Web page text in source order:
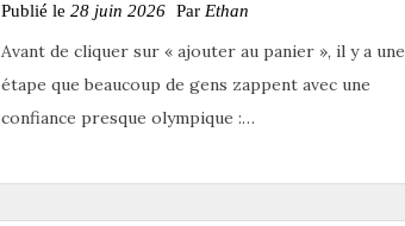
Publié le 28 juin 2026 Par Ethan
Avant de cliquer sur « ajouter au panier », il y a une
étape que beaucoup de gens zappent avec une
confiance presque olympique :…